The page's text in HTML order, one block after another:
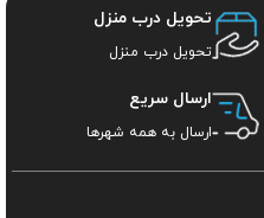
تحویل درب منزل
تحویل درب منزل
ارسال سریع
ارسال به همه شهرها